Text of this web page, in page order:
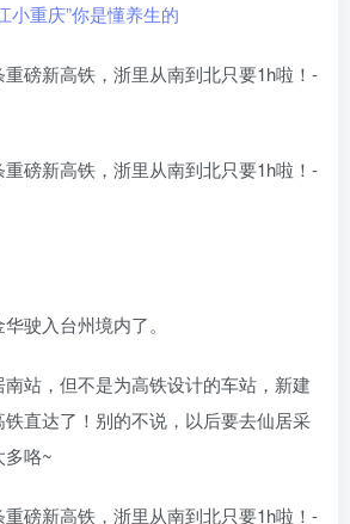
小重庆”你是懂养生的
驶入台州境内了。
站，但不是为高铁设计的车站，新建
直达了！别的不说，以后要去仙居采
多咯~